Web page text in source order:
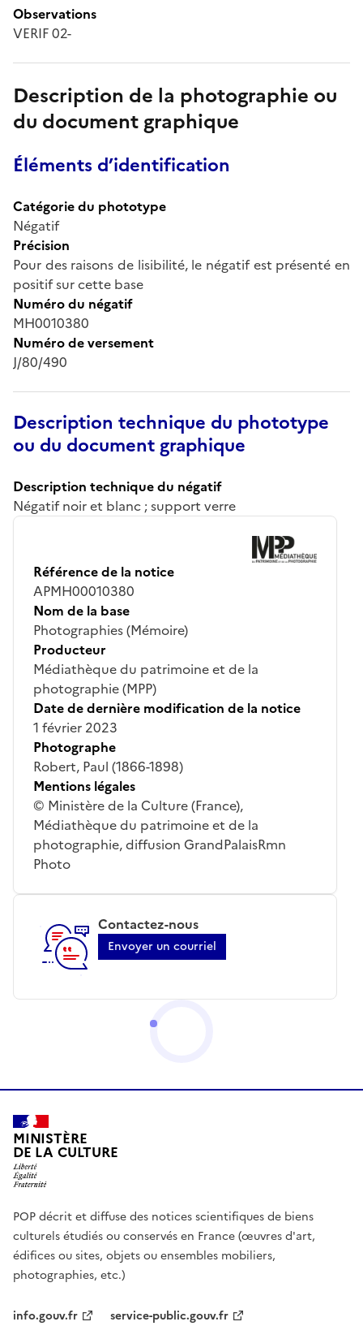
Observations
VERIF 02-
Description de la photographie ou
du document graphique
Éléments d’identification
Catégorie du phototype
Négatif
Précision
Pour des raisons de lisibilité, le négatif est présenté en
positif sur cette base
Numéro du négatif
MH0010380
Numéro de versement
J/80/490
Description technique du phototype
ou du document graphique
Description technique du négatif
Négatif noir et blanc ; support verre
Référence de la notice
APMH00010380
Nom de la base
Photographies (Mémoire)
Producteur
Médiathèque du patrimoine et de la
photographie (MPP)
Date de dernière modification de la notice
1 février 2023
Photographe
Robert, Paul (1866-1898)
Mentions légales
© Ministère de la Culture (France),
Médiathèque du patrimoine et de la
photographie, diffusion GrandPalaisRmn
Photo
Contactez-nous
Envoyer un courriel
MINISTÈRE
DE LA CULTURE
POP décrit et diffuse des notices scientifiques de biens
culturels étudiés ou conservés en France (œuvres d'art,
édifices ou sites, objets ou ensembles mobiliers,
photographies, etc.)
info.gouv.fr service-public.gouv.fr